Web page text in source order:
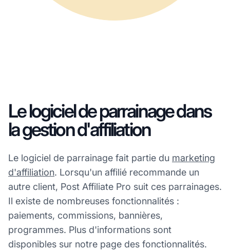
Le logiciel de parrainage dans
la gestion d'affiliation
Le logiciel de parrainage fait partie du marketing
d'affiliation. Lorsqu'un affilié recommande un
autre client, Post Affiliate Pro suit ces parrainages.
Il existe de nombreuses fonctionnalités :
paiements, commissions, bannières,
programmes. Plus d'informations sont
disponibles sur notre page des fonctionnalités.